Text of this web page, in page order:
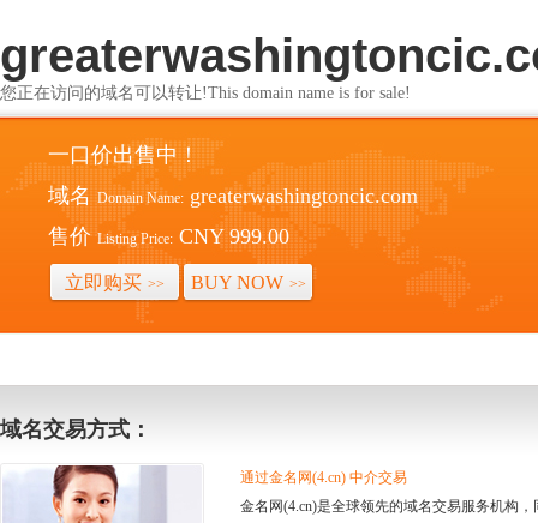
您正在访问的域名可以转让!This domain name is for sale!
一口价出售中！
域名 Domain Name: greaterwashingtoncic.com
售价 Listing Price: CNY 999.00
立即购买 >> BUY NOW >>
域名交易方式：
通过金名网(4.cn) 中介交易
金名网(4.cn)是全球领先的域名交易服务机构